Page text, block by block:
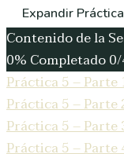
Expandir
Contenido de la
0% Completado
Práctica 5 – Parte
Práctica 5 – Parte
Práctica 5 – Parte
Práctica 5 – Parte